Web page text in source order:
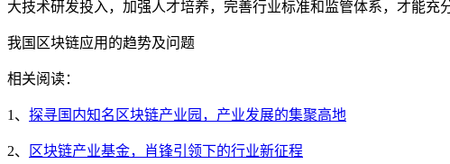
大技术研发投入，加强人才培养，完善行业标准和监管体系，才能
我国区块链应用的趋势及问题
相关阅读：
1、 探寻国内知名区块链产业园，产业发展的集聚高地
2、 区块链产业基金，肖锋引领下的行业新征程